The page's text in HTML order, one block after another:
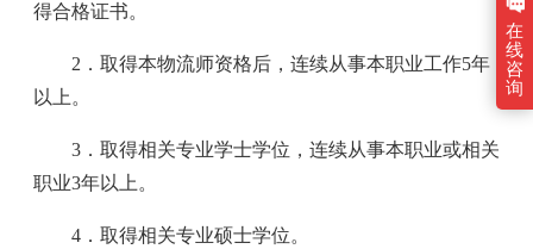
得合格证书。
2．取得本物流师资格后，连续从事本职业工作5年
以上。
3．取得相关专业学士学位，连续从事本职业或相关
职业3年以上。
4．取得相关专业硕士学位。
在
线
咨
询